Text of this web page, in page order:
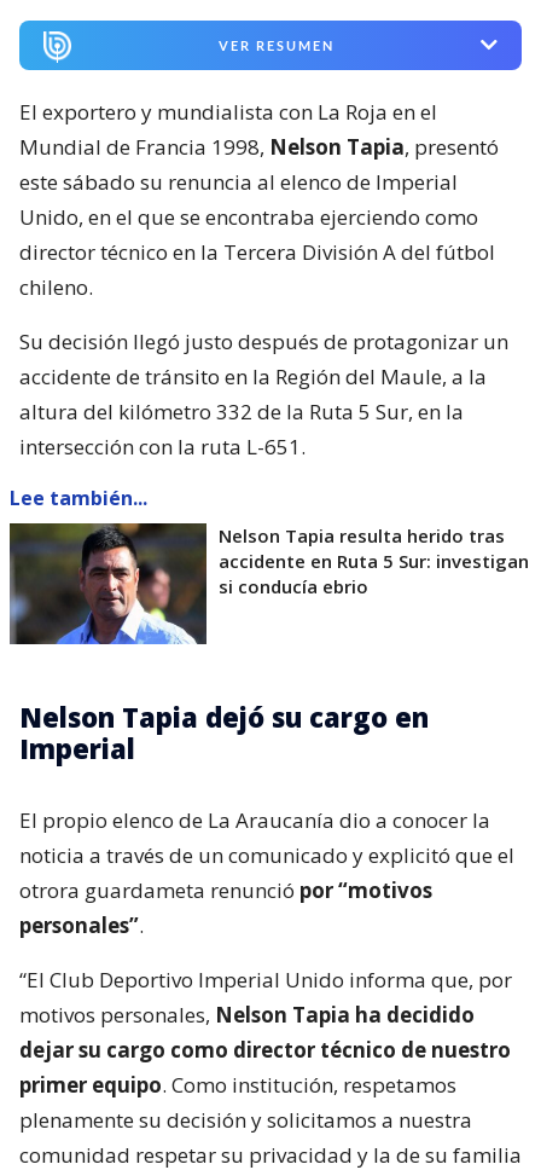
VER RESUMEN
El exportero y mundialista con La Roja en el
Mundial de Francia 1998, Nelson Tapia, presentó
este sábado su renuncia al elenco de Imperial
Unido, en el que se encontraba ejerciendo como
director técnico en la Tercera División A del fútbol
chileno.
Su decisión llegó justo después de protagonizar un
accidente de tránsito en la Región del Maule, a la
altura del kilómetro 332 de la Ruta 5 Sur, en la
intersección con la ruta L-651.
Lee también...
Nelson Tapia resulta herido tras
accidente en Ruta 5 Sur: investigan
si conducía ebrio
Nelson Tapia dejó su cargo en
Imperial
El propio elenco de La Araucanía dio a conocer la
noticia a través de un comunicado y explicitó que el
otrora guardameta renunció por “motivos
personales”.
“El Club Deportivo Imperial Unido informa que, por
motivos personales, Nelson Tapia ha decidido
dejar su cargo como director técnico de nuestro
primer equipo. Como institución, respetamos
plenamente su decisión y solicitamos a nuestra
comunidad respetar su privacidad y la de su familia